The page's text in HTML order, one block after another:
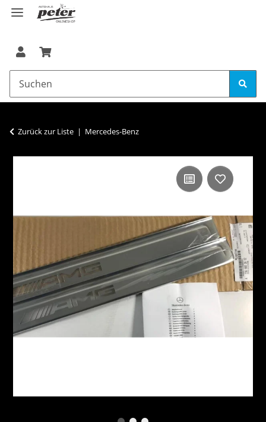
Zurück zur Liste Mercedes-Benz